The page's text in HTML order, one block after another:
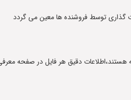
توسط فروشنده ها معین می گردد